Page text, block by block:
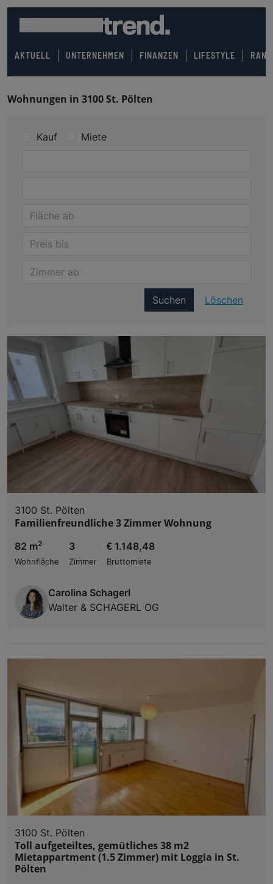
AKTUELL UNTERNEHMEN FINANZEN LIFESTYLE
Wohnungen in 3100 St. Pölten
Kauf Miete
Suchen Löschen
3100 St. Pölten
Familienfreundliche 3 Zimmer Wohnung
82 m2
Wohnfläche
3
Zimmer
€ 1.148,48
Bruttomiete
Carolina Schagerl
Walter & SCHAGERL OG
3100 St. Pölten
Toll aufgeteiltes, gemütliches 38 m2
Mietappartment (1.5 Zimmer) mit Loggia in St.
Pölten